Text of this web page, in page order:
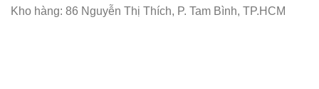
Kho hàng: 86 Nguyễn Thị Thích, P. Tam Bình, TP.HCM